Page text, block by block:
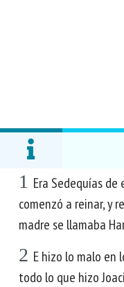
1 Era Sedequías
comenzó a reinar, y
madre se llamaba
2 E hizo lo malo en
todo lo que hizo